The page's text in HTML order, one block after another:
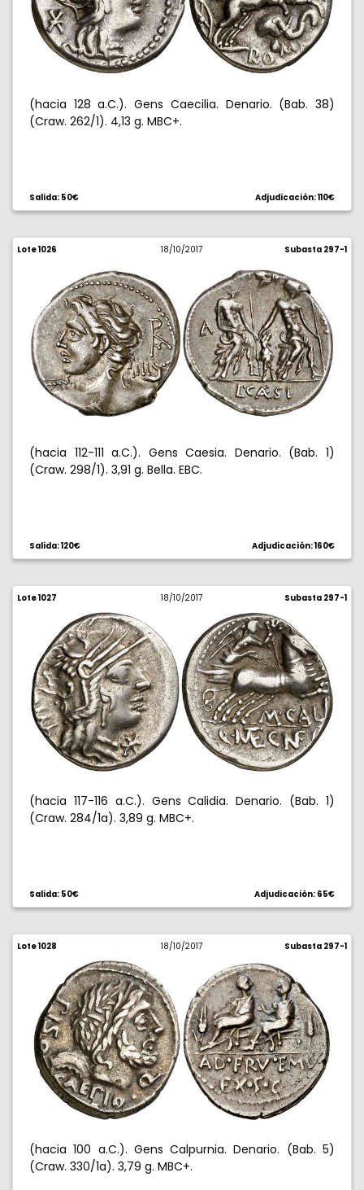
(hacia 128 a.C.). Gens Caecilia. Denario. (Bab. 38)
(Craw. 262/1). 4,13 g. MBC+.
Salida: 50€ Adjudicación: 110€
Lote 1026 18/10/2017 Subasta 297-1
(hacia 112-111 a.C.). Gens Caesia. Denario. (Bab. 1)
(Craw. 298/1). 3,91 g. Bella. EBC.
Salida: 120€ Adjudicación: 160€
Lote 1027 18/10/2017 Subasta 297-1
(hacia 117-116 a.C.). Gens Calidia. Denario. (Bab. 1)
(Craw. 284/1a). 3,89 g. MBC+.
Salida: 50€ Adjudicación: 65€
Lote 1028 18/10/2017 Subasta 297-1
(hacia 100 a.C.). Gens Calpurnia. Denario. (Bab. 5)
(Craw. 330/1a). 3,79 g. MBC+.